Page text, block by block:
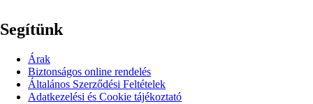
Segítünk
Árak
Biztonságos online rendelés
Általános Szerződési Feltételek
Adatkezelési és Cookie tájékoztató